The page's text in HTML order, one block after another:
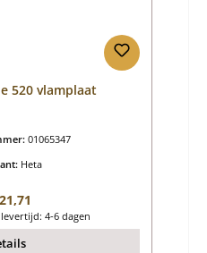
520 vlamplaat
01065347
Heta
prijs:
4-6 dagen